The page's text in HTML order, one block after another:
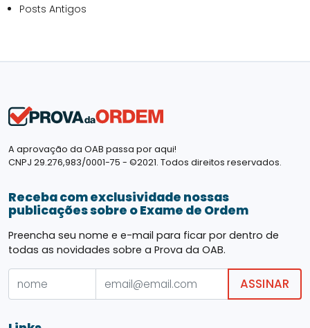
Posts Antigos
A aprovação da OAB passa por aqui!
CNPJ 29.276,983/0001-75 - ©2021. Todos direitos reservados.
Receba com exclusividade nossas
publicações sobre o Exame de Ordem
Preencha seu nome e e-mail para ficar por dentro de
todas as novidades sobre a Prova da OAB.
ASSINAR